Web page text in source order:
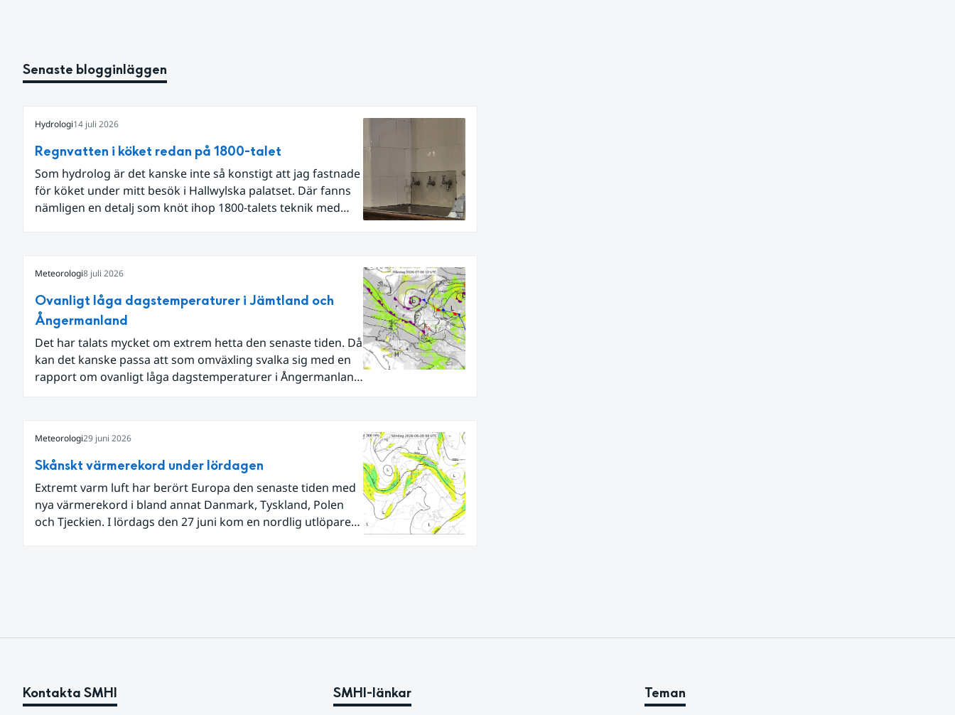
Senaste blogginläggen
Hydrologi14 juli 2026
Regnvatten i köket redan på 1800-talet
Som hydrolog är det kanske inte så konstigt att jag fastnade
för köket under mitt besök i Hallwylska palatset. Där fanns
nämligen en detalj som knöt ihop 1800-talets teknik med
Meteorologi8 juli 2026
Ovanligt låga dagstemperaturer i Jämtland och
Ångermanland
Det har talats mycket om extrem hetta den senaste tiden. Då
kan det kanske passa att som omväxling svalka sig med en
rapport om ovanligt låga dagstemperaturer i Ångermanland
Meteorologi29 juni 2026
Skånskt värmerekord under lördagen
Extremt varm luft har berört Europa den senaste tiden med
nya värmerekord i bland annat Danmark, Tyskland, Polen
och Tjeckien. I lördags den 27 juni kom en nordlig utlöpare
Kontakta SMHI SMHI-länkar Teman